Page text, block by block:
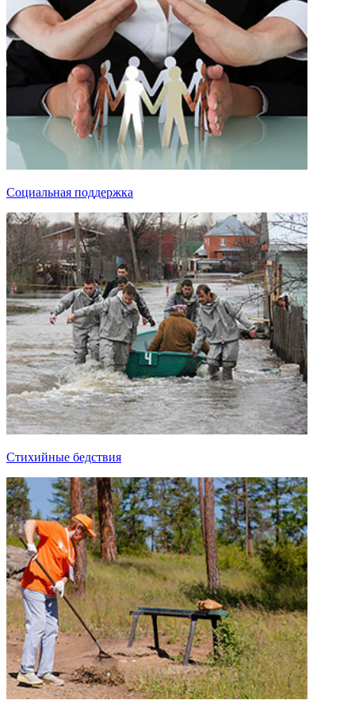
Социальная поддержка
Стихийные бедствия